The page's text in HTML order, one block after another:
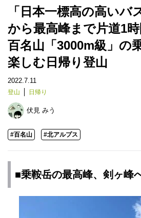
「日本一標高の高いバ
から最高峰まで片道1
百名山「3000m級」の
楽しむ日帰り登山
2022.7.11
登山 日帰り
伏見 みう
#百名山 #北アルプス
■乗鞍岳の最高峰、剣ヶ峰